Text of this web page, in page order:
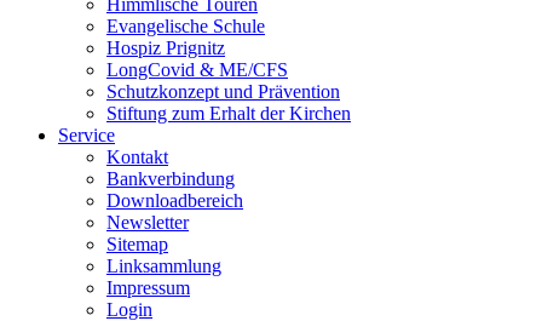
Himmlische Touren
Evangelische Schule
Hospiz Prignitz
LongCovid & ME/CFS
Schutzkonzept und Prävention
Stiftung zum Erhalt der Kirchen
Service
Kontakt
Bankverbindung
Downloadbereich
Newsletter
Sitemap
Linksammlung
Impressum
Login